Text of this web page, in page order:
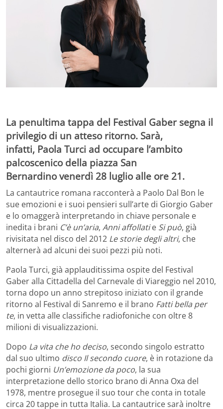
La penultima tappa del Festival Gaber segna il
privilegio di un atteso ritorno. Sarà,
infatti, Paola Turci ad occupare l’ambito
palcoscenico della piazza San
Bernardino venerdì 28 luglio alle ore 21.
La cantautrice romana racconterà a Paolo Dal Bon le
sue emozioni e i suoi pensieri sull’arte di Giorgio Gaber
e lo omaggerà interpretando in chiave personale e
inedita i brani C’è un’aria, Anni affollatie Si può, già
rivisitata nel disco del 2012 Le storie degli altri, che
alternerà ad alcuni dei suoi pezzi più noti.
Paola Turci, già applauditissima ospite del Festival
Gaber alla Cittadella del Carnevale di Viareggio nel 2010,
torna dopo un anno strepitoso iniziato con il grande
ritorno al Festival di Sanremo e il brano Fatti bella per
te, in vetta alle classifiche radiofoniche con oltre 8
milioni di visualizzazioni.
Dopo La vita che ho deciso, secondo singolo estratto
dal suo ultimo disco Il secondo cuore, è in rotazione da
pochi giorni Un’emozione da poco, la sua
interpretazione dello storico brano di Anna Oxa del
1978, mentre prosegue il suo tour che conta in totale
circa 20 tappe in tutta Italia. La cantautrice sarà inoltre